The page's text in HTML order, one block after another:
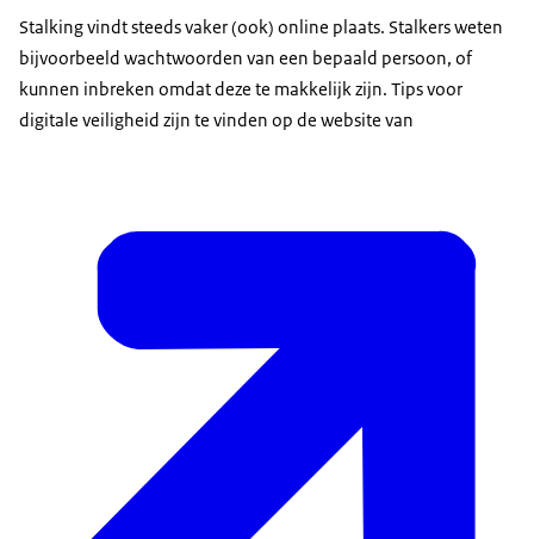
Stalking vindt steeds vaker (ook) online plaats. Stalkers weten
bijvoorbeeld wachtwoorden van een bepaald persoon, of
kunnen inbreken omdat deze te makkelijk zijn. Tips voor
digitale veiligheid zijn te vinden op de website van